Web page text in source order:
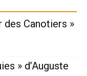
des Canotiers »
» d’Auguste